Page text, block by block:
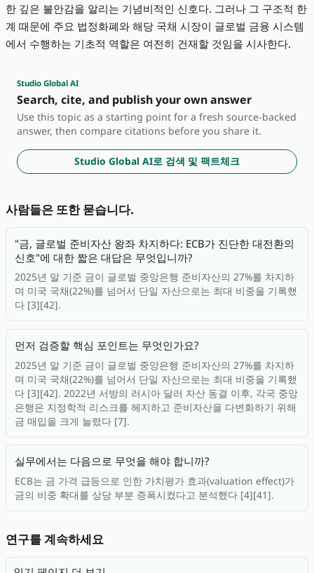
한 깊은 불안감을 알리는 기념비적인 신호다. 그러나 그 구조적 한
계 때문에 주요 법정화폐와 해당 국채 시장이 글로벌 금융 시스템
에서 수행하는 기초적 역할은 여전히 건재할 것임을 시사한다.
Studio Global AI
Search, cite, and publish your own answer
Use this topic as a starting point for a fresh source-backed
answer, then compare citations before you share it.
Studio Global AI로 검색 및 팩트체크
사람들은 또한 묻습니다.
"금, 글로벌 준비자산 왕좌 차지하다: ECB가 진단한 대전환의
신호"에 대한 짧은 대답은 무엇입니까?
2025년 말 기준 금이 글로벌 중앙은행 준비자산의 27%를 차지하
며 미국 국채(22%)를 넘어서 단일 자산으로는 최대 비중을 기록했
다 [3][42].
먼저 검증할 핵심 포인트는 무엇인가요?
2025년 말 기준 금이 글로벌 중앙은행 준비자산의 27%를 차지하
며 미국 국채(22%)를 넘어서 단일 자산으로는 최대 비중을 기록했
다 [3][42]. 2022년 서방의 러시아 달러 자산 동결 이후, 각국 중앙
은행은 지정학적 리스크를 헤지하고 준비자산을 다변화하기 위해
금 매입을 크게 늘렸다 [7].
실무에서는 다음으로 무엇을 해야 합니까?
ECB는 금 가격 급등으로 인한 가치평가 효과(valuation effect)가
금의 비중 확대를 상당 부분 증폭시켰다고 분석했다 [4][41].
연구를 계속하세요